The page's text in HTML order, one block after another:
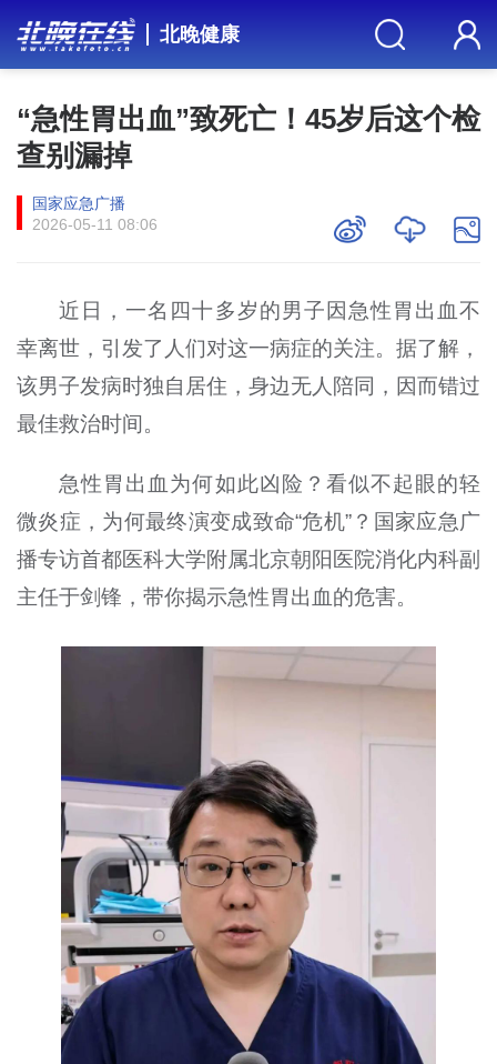
北晚健康
“急性胃出血”致死亡！45岁后这个检
查别漏掉
国家应急广播
2026-05-11 08:06
近日，一名四十多岁的男子因急性胃出血不
幸离世，引发了人们对这一病症的关注。据了解，
该男子发病时独自居住，身边无人陪同，因而错过
最佳救治时间。
急性胃出血为何如此凶险？看似不起眼的轻
微炎症，为何最终演变成致命“危机”？国家应急广
播专访首都医科大学附属北京朝阳医院消化内科副
主任于剑锋，带你揭示急性胃出血的危害。